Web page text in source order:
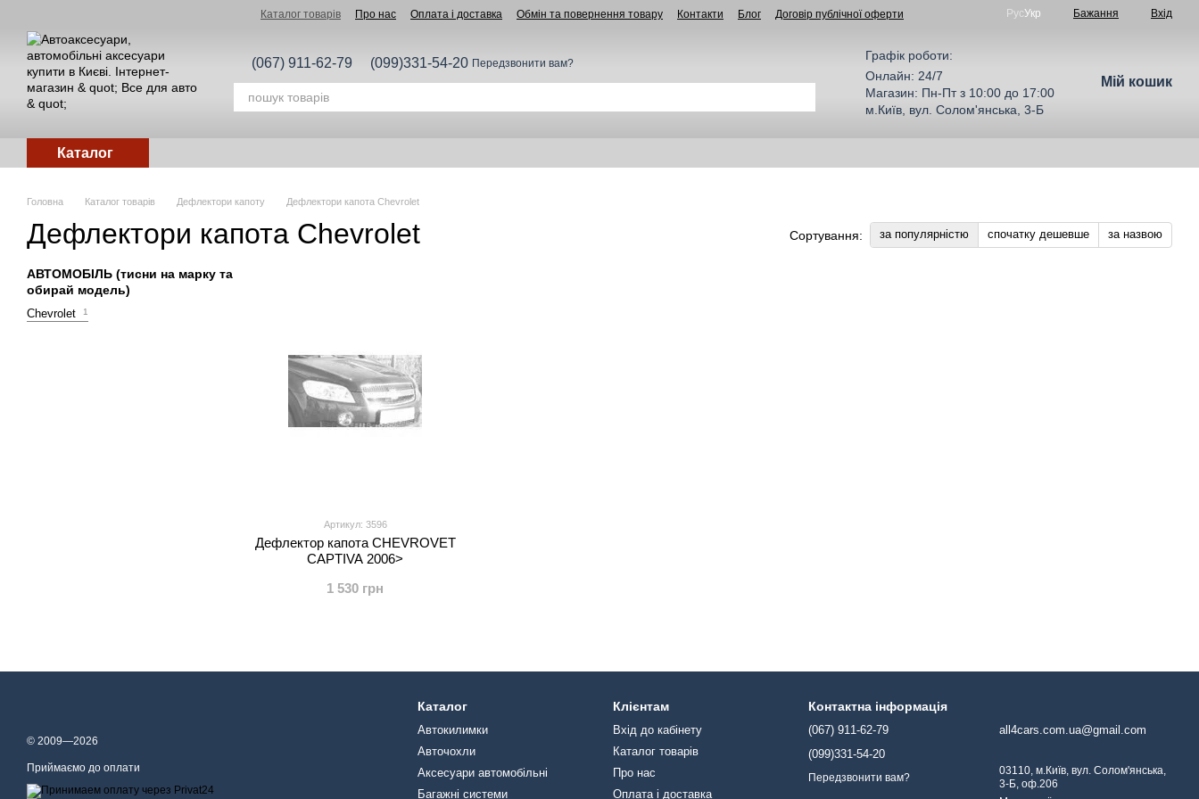
Каталог товарів Про нас Оплата і доставка Обмін та повернення товару Контакти Блог Договір публічної оферти РусУкр Бажання Вхід
(067) 911-62-79 (099)331-54-20 Передзвонити вам?
Графік роботи:
Онлайн: 24/7
Магазин: Пн-Пт з 10:00 до 17:00
м.Київ, вул. Солом'янська, 3-Б
Мій кошик
Каталог
Головна Каталог товарів Дефлектори капоту Дефлектори капота Chevrolet
Дефлектори капота Chevrolet Сортування: за популярністю спочатку дешевше за назвою
Артикул: 3596
Дефлектор капота CHEVROVET
CAPTIVA 2006>
1 530 грн
АВТОМОБІЛЬ (тисни на марку та
обирай модель)
Chevrolet 1
© 2009—2026
Приймаємо до оплати
Каталог
Автокилимки
Авточохли
Аксесуари автомобільні
Багажні системи
Клієнтам
Вхід до кабінету
Каталог товарів
Про нас
Оплата і доставка
Контактна інформація
(067) 911-62-79
(099)331-54-20
Передзвонити вам?
all4cars.com.ua@gmail.com
03110, м.Київ, вул. Солом'янська,
3-Б, оф.206